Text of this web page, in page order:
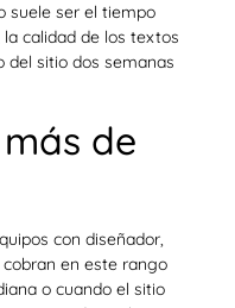
suele ser el tiempo
calidad de los textos
del sitio dos semanas
de
con diseñador,
en este rango
o cuando el sitio